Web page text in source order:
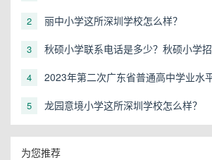
来自诉耳鸣，听力下降，可能是
2 丽中小学这所深圳学校怎么样？
3
秋硕小学联系电话是多少？秋硕小学
4
2023年第二次广东省普通高中学业水
5 龙园意境小学这所深圳学校怎么样？
为您推荐